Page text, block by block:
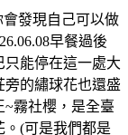
發現自己可以做
早餐過後
只能停在這一處大
旁的繡球花也還盛
~霧社櫻，是全臺
。(可是我們都是